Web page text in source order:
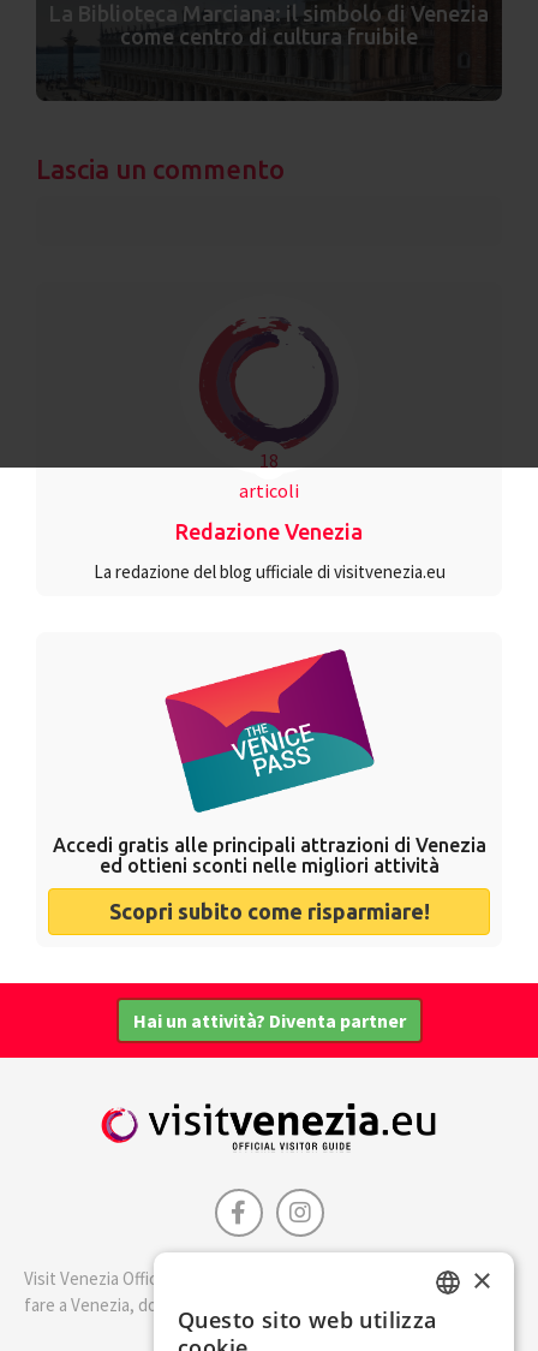
La Biblioteca Marciana: il simbolo di Venezia
come centro di cultura fruibile
Lascia un commento
18
articoli
Redazione Venezia
La redazione del blog ufficiale di visitvenezia.eu
Accedi gratis alle principali attrazioni di Venezia
ed ottieni sconti nelle migliori attività
Scopri subito come risparmiare!
Hai un attività? Diventa partner
Visit Venezia Official è la guida della città di Venezia. Scopri cosa
fare a Venezia, dove dormire e i migliori posti dove mangiare.
×
Questo sito web utilizza